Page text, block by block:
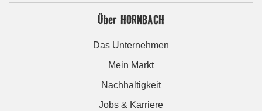
Über HORNBACH
Das Unternehmen
Mein Markt
Nachhaltigkeit
Jobs & Karriere